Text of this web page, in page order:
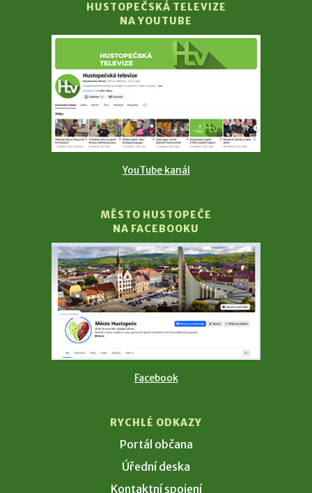
HUSTOPEČSKÁ TELEVIZE
NA YOUTUBE
YouTube kanál
MĚSTO HUSTOPEČE
NA FACEBOOKU
Facebook
RYCHLÉ ODKAZY
Portál občana
Úřední deska
Kontaktní spojení